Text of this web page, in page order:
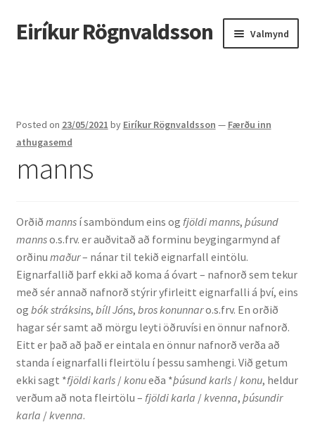
Fara
beint
Hoppa
yfir
Eiríkur Rögnvaldsson Valmynd
Ætt
Líf og starf
Myndir
Kennsla
Kennd námskeið
Kennsluefni
Yfirlit um kennslu
Stjórnun
Posted on 23/05/2021 by Eiríkur Rögnvaldsson — Færðu inn
athugasemd
manns
Orðið manns í samböndum eins og fjöldi manns, þúsund
mannso.s.frv. er auðvitað að forminu beygingarmynd af
orðinu maður– nánar til tekið eignarfall eintölu.
Eignarfallið þarf ekki að koma á óvart – nafnorð sem tekur
með sér annað nafnorð stýrir yfirleitt eignarfalli á því, eins
og bók stráksins, bíll Jóns, bros konunnaro.s.frv. En orðið
hagar sér samt að mörgu leyti öðruvísi en önnur nafnorð.
Eitt er það að það er eintala en önnur nafnorð verða að
standa í eignarfalli fleirtölu í þessu samhengi. Við getum
ekki sagt *fjöldi karls /konueða *þúsund karls/konu, heldur
verðum að nota fleirtölu – fjöldi karla /kvenna, þúsundir
karla /kvenna.